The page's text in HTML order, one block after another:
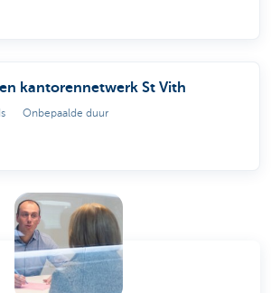
kantorennetwerk St Vith
Onbepaalde duur